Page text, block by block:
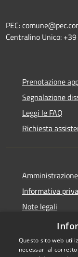
PEC:
Centralino Unico: +39
Prenotazione
Segnalazione
Leggi le FAQ
Richiesta
Informativa
Note legali
Dichiarazione di
Questo sito web
necessari al